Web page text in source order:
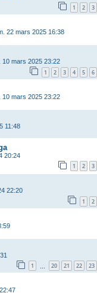
1 2 3
22 mars 2025 16:38
10 mars 2025 23:22
1 2 3 4 5 6
10 mars 2025 23:22
11:48
20:24
1 2 3
22:20
1 2
1 20 21 22 23